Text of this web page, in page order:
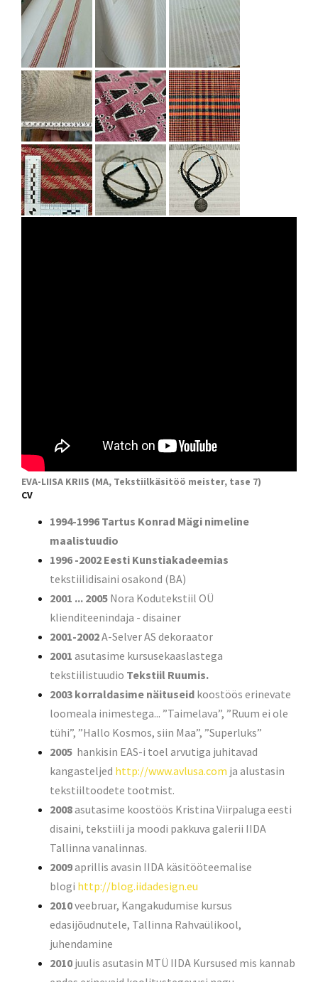
EVA-LIISA KRIIS (MA, Tekstiilkäsitöö meister, tase 7)
CV
1994-1996 Tartus Konrad Mägi nimeline
maalistuudio
1996 -2002 Eesti Kunstiakadeemias
tekstiilidisaini osakond (BA)
2001 ... 2005 Nora Kodutekstiil OÜ
klienditeenindaja - disainer
2001-2002A-Selver AS dekoraator
2001 asutasime kursusekaaslastega
tekstiilistuudio Tekstiil Ruumis.
2003 korraldasime näituseid koostöös erinevate
loomeala inimestega... ”Taimelava”, ”Ruum ei ole
tühi”, ”Hallo Kosmos, siin Maa”, ”Superluks”
2005 hankisin EAS-i toel arvutiga juhitavad
kangasteljed http://www.avlusa.com ja alustasin
tekstiiltoodete tootmist.
2008asutasime koostöös Kristina Viirpaluga eesti
disaini, tekstiili ja moodi pakkuva galerii IIDA
Tallinna vanalinnas.
2009aprillis avasin IIDA käsitööteemalise
blogi http://blog.iidadesign.eu
2010veebruar, Kangakudumise kursus
edasijõudnutele, Tallinna Rahvaülikool,
juhendamine
2010 juulis asutasin MTÜ IIDA Kursused mis kannab